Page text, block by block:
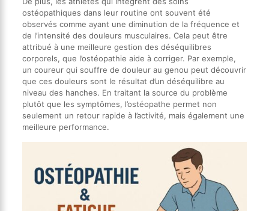
ostéopathiques dans leur routine ont souvent été
observés comme ayant une diminution de la fréquence et
de l’intensité des douleurs musculaires. Cela peut être
attribué à une meilleure gestion des déséquilibres
corporels, que l’ostéopathie aide à corriger. Par exemple,
un coureur qui souffre de douleur au genou peut découvrir
que ces douleurs sont le résultat d’un déséquilibre au
niveau des hanches. En traitant la source du problème
plutôt que les symptômes, l’ostéopathe permet non
seulement un retour rapide à l’activité, mais également une
meilleure performance.